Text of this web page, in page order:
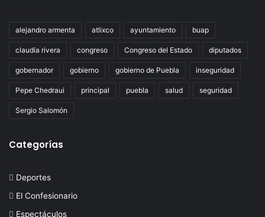
alejandro armenta atlixco ayuntamiento buap
claudia rivera congreso Congreso del Estado diputados
gobernador gobierno gobierno de Puebla inseguridad
Pepe Chedraui principal puebla salud seguridad
Sergio Salomón
Categorías
Deportes
El Confesionario
Espectáculos